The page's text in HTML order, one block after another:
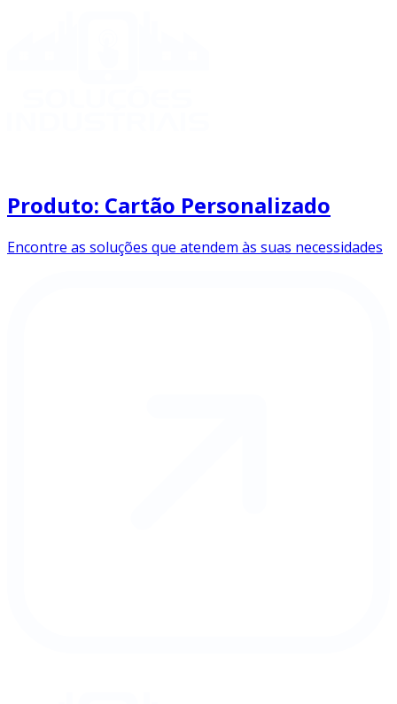
Produto: Cartão Personalizado
Encontre as soluções que atendem às suas necessidades